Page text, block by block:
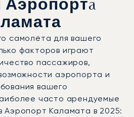
самолёта для вашего
факторов играют
пассажиров,
аэропорта и
вашего
часто арендуемые
Аэропорт Каламата в 2025: